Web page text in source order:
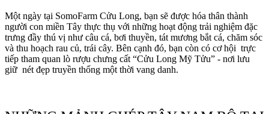
Một ngày tại SomoFarm Cửu Long, bạn sẽ được hóa thân thành
người con miền Tây thực thụ với những hoạt động trải nghiệm đặc
trưng đầy thú vị như câu cá, bơi thuyền, tát mương bắt cá, chăm sóc
và thu hoạch rau củ, trái cây. Bên cạnh đó, bạn còn có cơ hội trực
tiếp tham quan lò rượu chưng cất “Cửu Long Mỹ Tửu” - nơi lưu
giữ nét đẹp truyền thống một thời vang danh.